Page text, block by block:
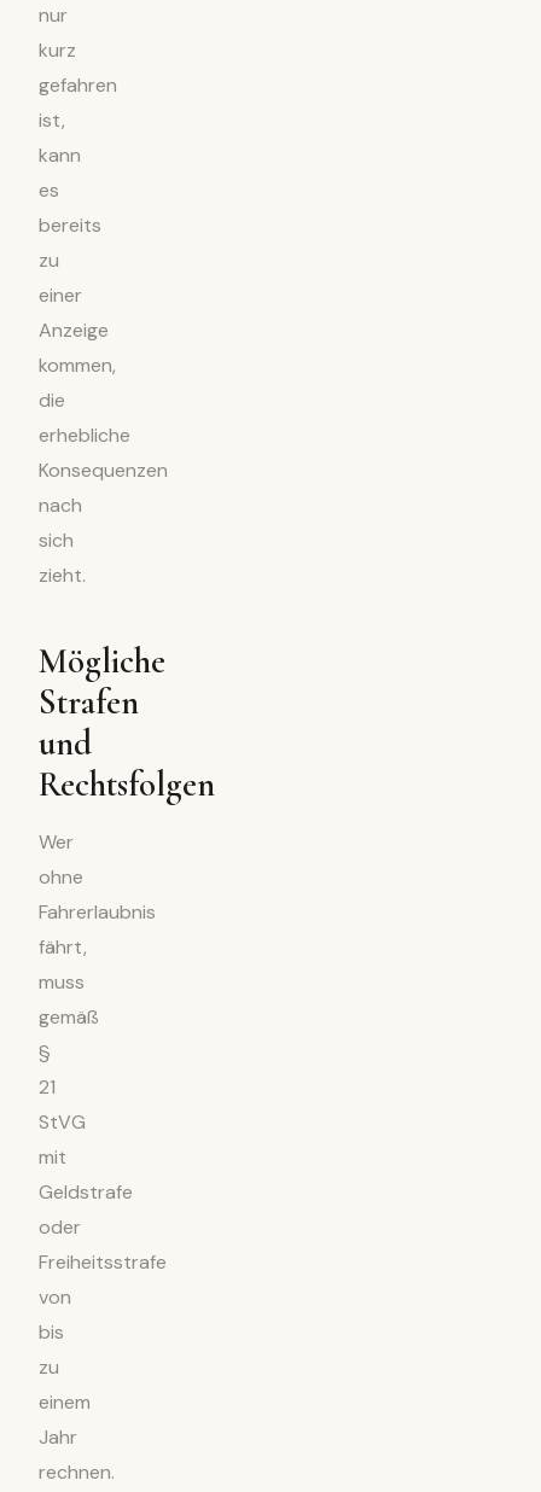
nur
kurz
gefahren
ist,
kann
es
bereits
zu
einer
Anzeige
kommen,
die
erhebliche
Konsequenzen
nach
sich
zieht.
Mögliche
Strafen
und
Rechtsfolgen
Wer
ohne
Fahrerlaubnis
fährt,
muss
gemäß
§
21
StVG
mit
Geldstrafe
oder
Freiheitsstrafe
von
bis
zu
einem
Jahr
rechnen.